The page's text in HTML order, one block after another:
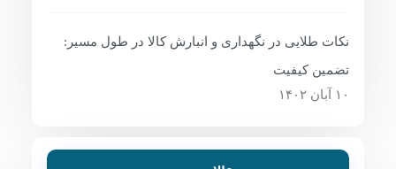
نکات طلایی در نگهداری و انبارش کالا در طول مسیر:
تضمین کیفیت
۱۰ آبان ۱۴۰۲